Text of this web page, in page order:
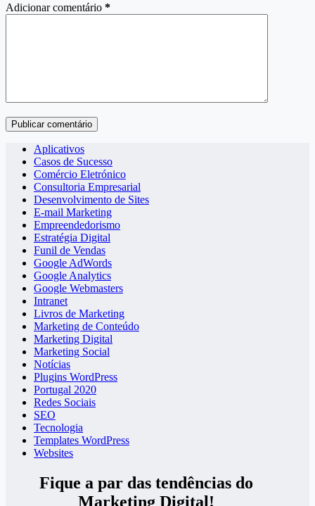
Adicionar comentário *
Publicar comentário
Aplicativos
Casos de Sucesso
Comércio Eletrónico
Consultoria Empresarial
Desenvolvimento de Sites
E-mail Marketing
Empreendedorismo
Estratégia Digital
Funil de Vendas
Google AdWords
Google Analytics
Google Webmasters
Intranet
Livros de Marketing
Marketing de Conteúdo
Marketing Digital
Marketing Social
Notícias
Plugins WordPress
Portugal 2020
Redes Sociais
SEO
Tecnologia
Templates WordPress
Websites
Fique a par das tendências do
Marketing Digital!